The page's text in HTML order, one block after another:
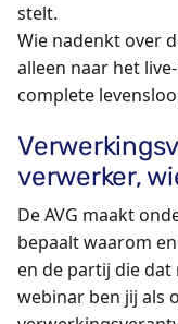
stelt.
Wie nadenkt over
alleen naar het
complete
verwerker,
De AVG maakt
bepaalt waarom
en de partij die dat
webinar ben jij als